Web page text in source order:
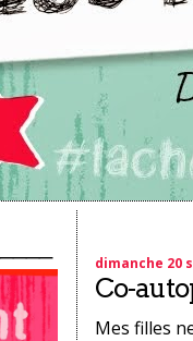
dimanche 20
Co-
Mes filles